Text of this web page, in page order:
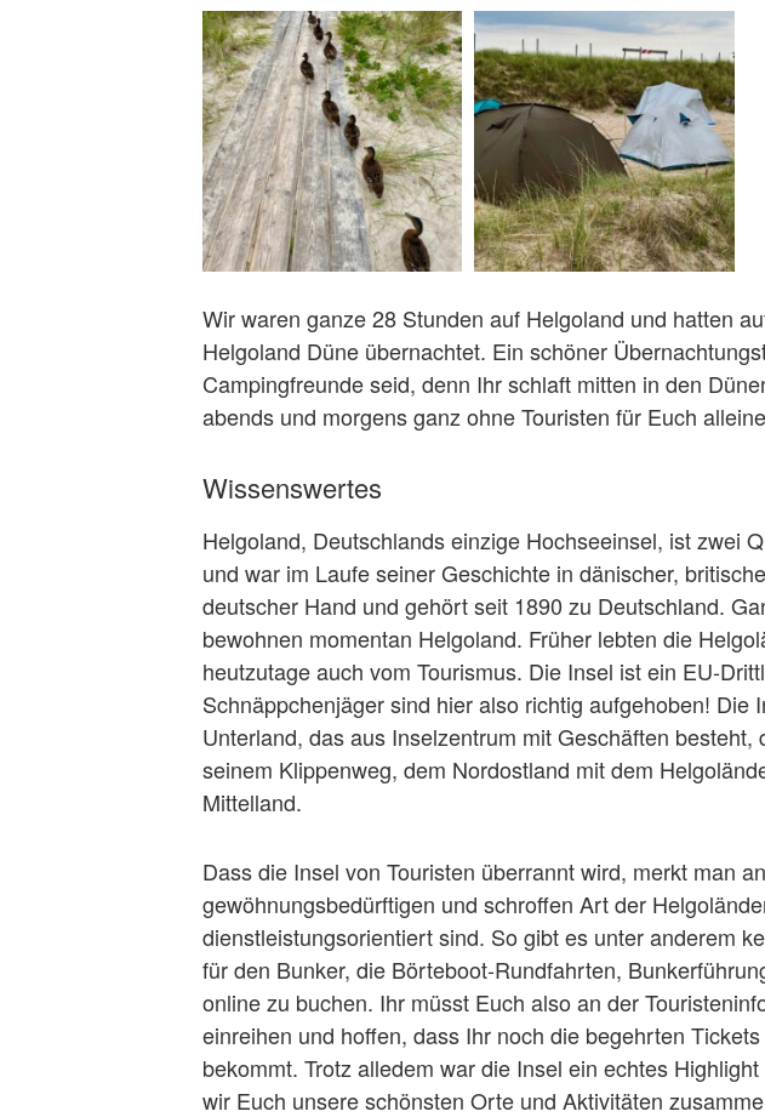
Wir waren ganze 28 Stunden auf Helgoland und hatten
Helgoland Düne übernachtet. Ein schöner
Campingfreunde seid, denn Ihr schlaft mitten in den
abends und morgens ganz ohne Touristen für Euch
Wissenswertes
Helgoland, Deutschlands einzige Hochseeinsel, ist zwei
und war im Laufe seiner Geschichte in dänischer,
deutscher Hand und gehört seit 1890 zu Deutschland.
bewohnen momentan Helgoland. Früher lebten die
heutzutage auch vom Tourismus. Die Insel ist ein EU-
Schnäppchenjäger sind hier also richtig aufgehoben! Die
Unterland, das aus Inselzentrum mit Geschäften besteht,
seinem Klippenweg, dem Nordostland mit dem
Mittelland.
Dass die Insel von Touristen überrannt wird, merkt man
gewöhnungsbedürftigen und schroffen Art der
dienstleistungsorientiert sind. So gibt es unter anderem
für den Bunker, die Börteboot-Rundfahrten,
online zu buchen. Ihr müsst Euch also an der
einreihen und hoffen, dass Ihr noch die begehrten
bekommt. Trotz alledem war die Insel ein echtes
wir Euch unsere schönsten Orte und Aktivitäten